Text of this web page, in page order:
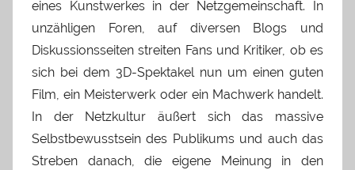
eines Kunstwerkes in der Netzgemeinschaft. In
unzähligen Foren, auf diversen Blogs und
Diskussionsseiten streiten Fans und Kritiker, ob es
sich bei dem 3D-Spektakel nun um einen guten
Film, ein Meisterwerk oder ein Machwerk handelt.
In der Netzkultur äußert sich das massive
Selbstbewusstsein des Publikums und auch das
Streben danach, die eigene Meinung in den